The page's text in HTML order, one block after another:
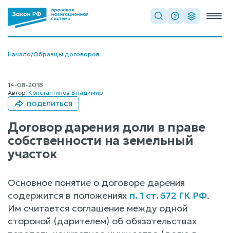
Начало/Образцы договоров
14-08-2018
Автор: Константинов Владимир
ПОДЕЛИТЬСЯ
Договор дарения доли в праве
собственности на земельный
участок
Основное понятие о договоре дарения
содержится в положениях п. 1 ст. 572 ГК РФ.
Им считается соглашение между одной
стороной (дарителем) об обязательствах